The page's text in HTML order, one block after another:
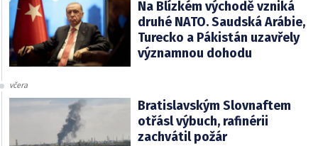
Na Blízkém východě vzniká
druhé NATO. Saudská Arábie,
Turecko a Pákistán uzavřely
významnou dohodu
včera
Bratislavským Slovnaftem
otřásl výbuch, rafinérii
zachvátil požár